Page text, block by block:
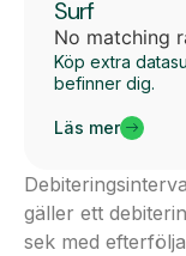
Surf
No matching
Köp extra
befinner dig.
Läs mer
gäller ett
sek med